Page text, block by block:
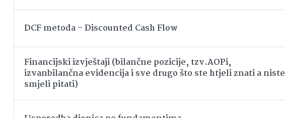
DCF metoda – Discounted Cash Flow
Financijski izvještaji (bilančne pozicije, tzv.AOPi,
izvanbilančna evidencija i sve drugo što ste htjeli znati a niste
smjeli pitati)